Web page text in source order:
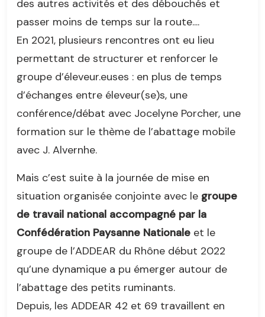
des autres activités et des débouchés et
passer moins de temps sur la route....
En 2021, plusieurs rencontres ont eu lieu
permettant de structurer et renforcer le
groupe d’éleveur.euses : en plus de temps
d’échanges entre éleveur(se)s, une
conférence/débat avec Jocelyne Porcher, une
formation sur le thème de l’abattage mobile
avec J. Alvernhe.
Mais c’est suite à la journée de mise en
situation organisée conjointe avec le groupe
de travail national accompagné par la
Confédération Paysanne Nationale et le
groupe de l’ADDEAR du Rhône début 2022
qu’une dynamique a pu émerger autour de
l’abattage des petits ruminants.
Depuis, les ADDEAR 42 et 69 travaillent en